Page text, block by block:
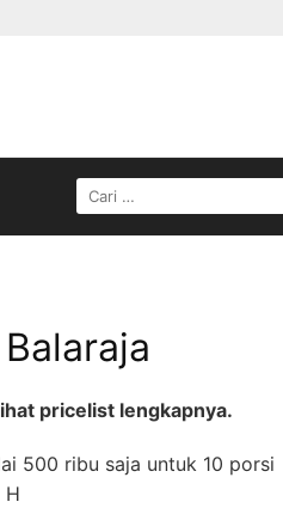
CARI
UNTUK:
pricelist lengkapnya.
500 ribu saja untuk 10 porsi
H